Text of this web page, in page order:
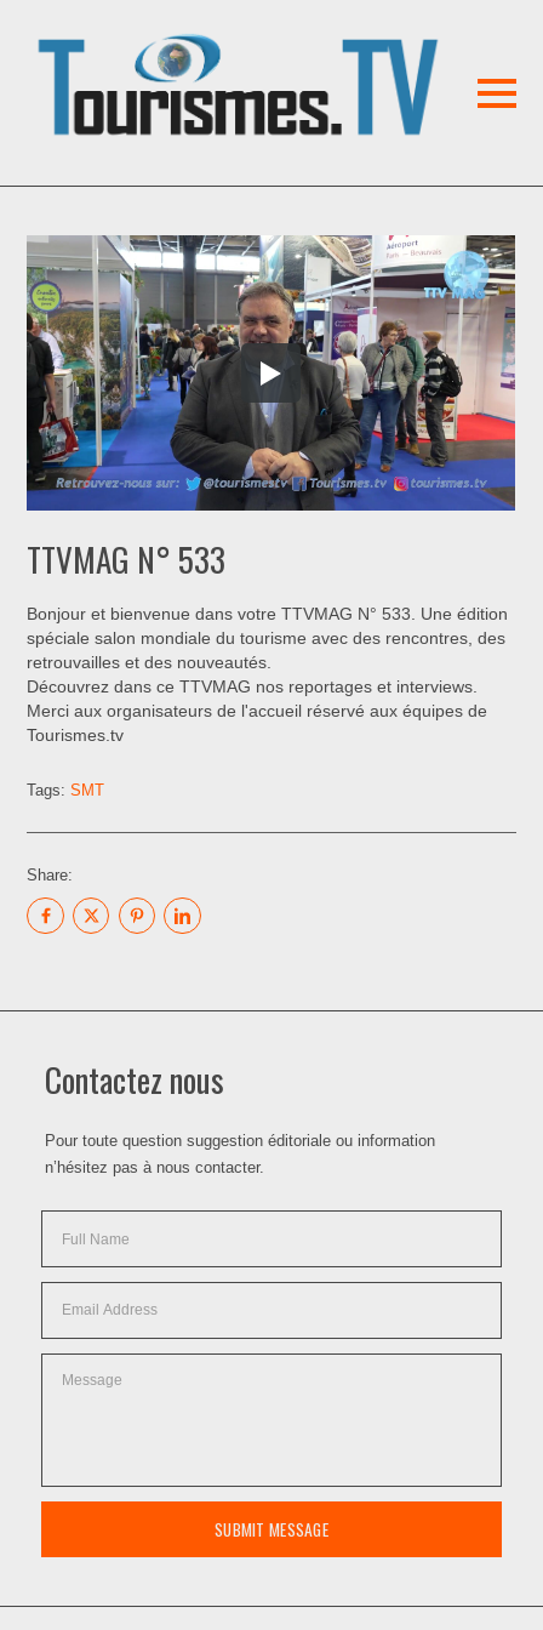
TTVMAG N° 533
Bonjour et bienvenue dans votre TTVMAG N° 533. Une édition
spéciale salon mondiale du tourisme avec des rencontres, des
retrouvailles et des nouveautés.
Découvrez dans ce TTVMAG nos reportages et interviews.
Merci aux organisateurs de l'accueil réservé aux équipes de
Tourismes.tv
Tags:SMT
Share:
Contactez nous
Pour toute question suggestion éditoriale ou information
n’hésitez pas à nous contacter.
SUBMIT MESSAGE